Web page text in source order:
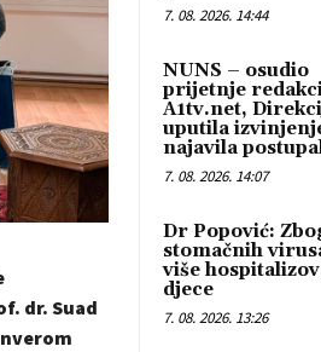
dr. Suad
7. 08. 2026. 14:44
NUNS – osudio
prijetnje
A1tv.net,
uputila
najavila
7. 08. 2026. 14:07
Dr Popović:
stomačnih
više
djece
7. 08. 2026. 13:26